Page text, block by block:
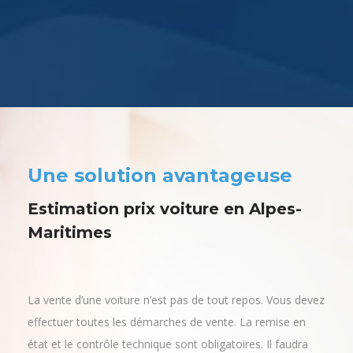
Une solution avantageuse
Estimation prix voiture en Alpes-
La vente d’une voiture n’est pas de tout repos. Vous devez